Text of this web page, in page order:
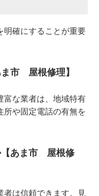
明確にすることが重要
市 屋根修理】
富な業者は、地域特有
所や固定電話の有無を
【あま市 屋根修
者は信頼できます。見